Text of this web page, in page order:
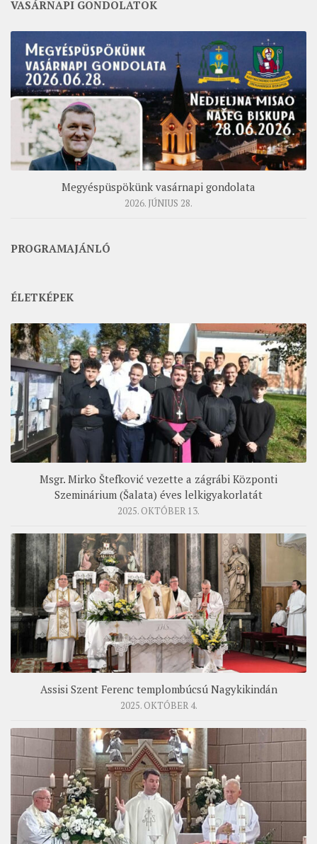
VASÁRNAPI GONDOLATOK
Megyéspüspökünk vasárnapi gondolata
2026. JÚNIUS 28.
PROGRAMAJÁNLÓ
ÉLETKÉPEK
Msgr. Mirko Štefković vezette a zágrábi Központi
Szeminárium (Šalata) éves lelkigyakorlatát
2025. OKTÓBER 13.
Assisi Szent Ferenc templombúcsú Nagykikindán
2025. OKTÓBER 4.